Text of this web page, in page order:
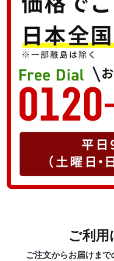
ご利用
ご注文からお届けま